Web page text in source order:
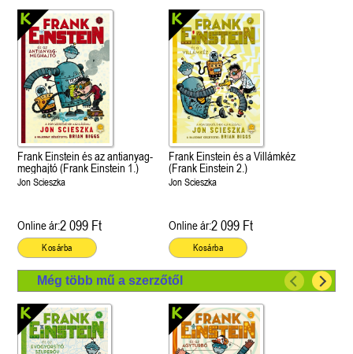
Frank Einstein és az antianyag-
meghajtó (Frank Einstein 1.)
Jon Scieszka
Online ár:2 099 Ft
Kosárba
Frank Einstein és a Villámkéz
(Frank Einstein 2.)
Jon Scieszka
Online ár:2 099 Ft
Kosárba
Még több mű a szerzőtől